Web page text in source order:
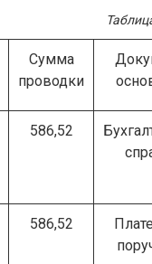
Сумма
проводки
586,52
586,52